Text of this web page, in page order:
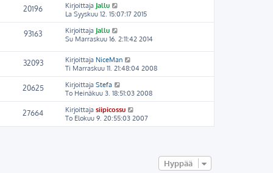
20196 Kirjoittaja Jallu
La Syyskuu 12. 15:07:17 2015
93163 Kirjoittaja Jallu
Su Marraskuu 16. 2:11:42 2014
32093 Kirjoittaja NiceMan
Ti Marraskuu 11. 21:48:04 2008
20625 Kirjoittaja Stefa
To Heinäkuu 3. 18:51:03 2008
27664 Kirjoittaja siipicossu
To Elokuu 9. 20:55:03 2007
Hyppää